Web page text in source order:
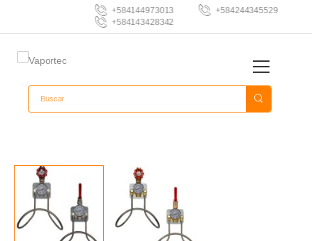
+584144973013
+584244345529
+584143428342